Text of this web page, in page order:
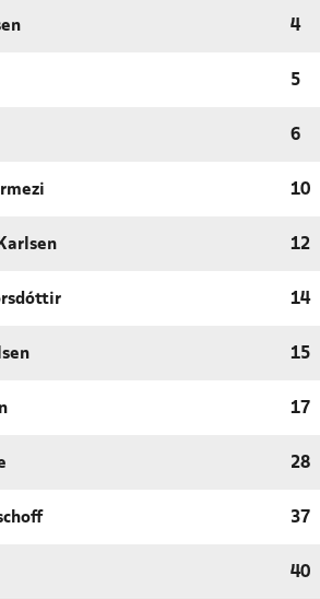
4
5
6
10
12
14
15
17
28
37
40